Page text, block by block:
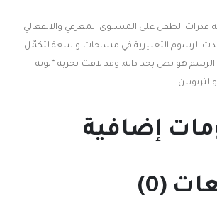
قدرات الطفل على المستوى المعرفي والانفعالي
الرسوم التعبيرية في مساحات واسعة لتكمّل
هو نص بحد ذاته. وقد لاقت تجربة “توتة
إضافية
(0)